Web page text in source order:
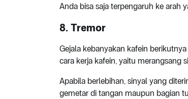
Anda bisa saja terpengaruh ke arah
8. Tremor
Gejala kebanyakan kafein
cara kerja kafein, yaitu merangsang
Apabila berlebihan, sinyal yang
gemetar di tangan maupun bagian